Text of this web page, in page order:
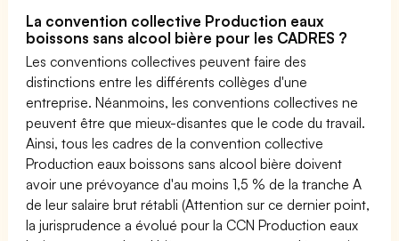
La convention collective Production eaux
boissons sans alcool bière pour les CADRES ?
Les conventions collectives peuvent faire des
distinctions entre les différents collèges d'une
entreprise. Néanmoins, les conventions collectives ne
peuvent être que mieux-disantes que le code du travail.
Ainsi, tous les cadres de la convention collective
Production eaux boissons sans alcool bière doivent
avoir une prévoyance d'au moins 1,5 % de la tranche A
de leur salaire brut rétabli (Attention sur ce dernier point,
la jurisprudence a évolué pour la CCN Production eaux